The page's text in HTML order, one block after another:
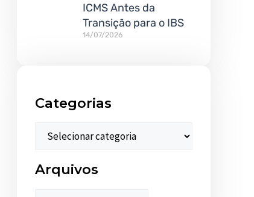
ICMS Antes da
Transição para o IBS
14/07/2026
Categorias
Arquivos